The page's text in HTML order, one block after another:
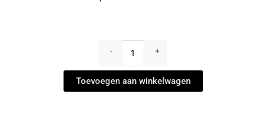
-
'
Art
+
Toevoegen aan winkelwagen